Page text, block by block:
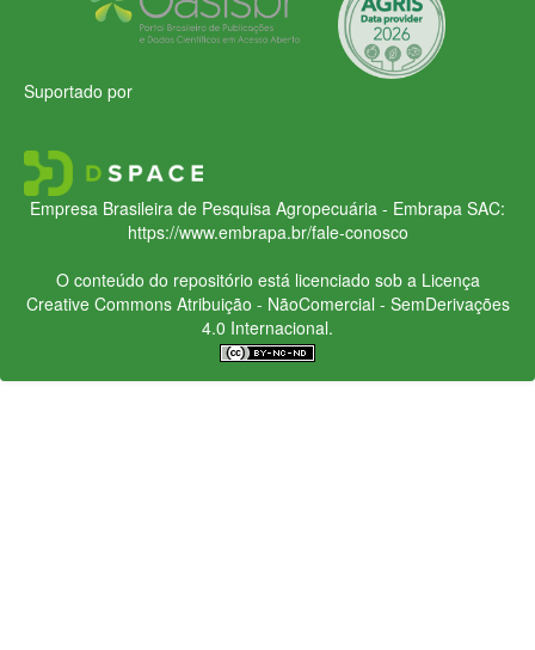
Suportado por
Empresa Brasileira de Pesquisa Agropecuária - Embrapa SAC:
https://www.embrapa.br/fale-conosco
O conteúdo do repositório está licenciado sob a Licença
Creative CommonsAtribuição - NãoComercial - SemDerivações
4.0 Internacional.